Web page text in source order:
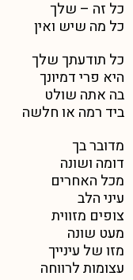
כל זה – שלך
כל מה שיש ואין
כל תודעתך שלך
היא פרי דמיונך
בה אתה שולט
ביד רמה או חלשה
מדובר בך
דומה ושונה
מכל האחרים
עיני הלב
צופים מזווית
מעט שונה
מזו של עינייך
עצומות לרווחה